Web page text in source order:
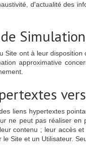
d'actualité des
Site ont à leur
approximative
liens hypertextes
ne peut pas réaliser
contenu ; leur accès
le Site et un Utilisateur.